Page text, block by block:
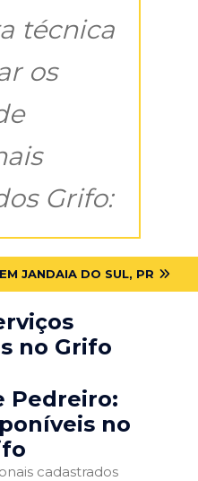
técnica
os
Grifo:
JANDAIA DO SUL, PR
no Grifo
Pedreiro:
no
cadastrados